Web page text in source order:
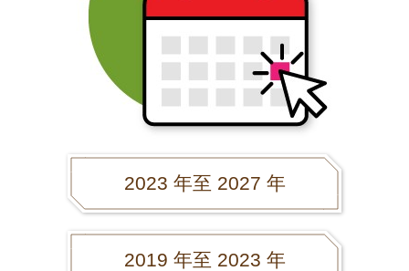
2023 年至 2027 年
2019 年至 2023 年